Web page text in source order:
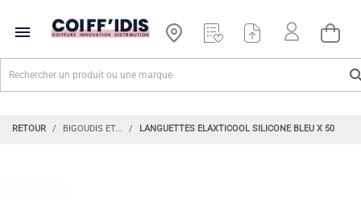

RETOUR BIGOUDIS ET... LANGUETTES ELAXTICOOL SILICONE BLEU X 50